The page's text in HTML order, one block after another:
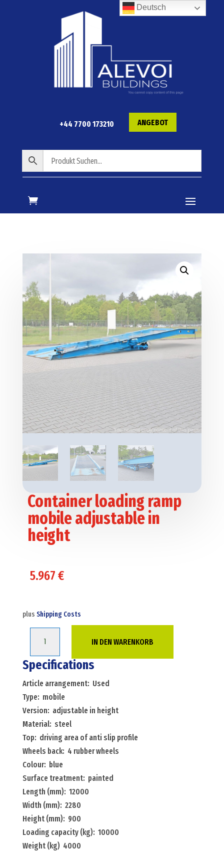
+44 7700 173210 ANGEBOT
Container loading ramp
mobile adjustable in
height
5.967€
plus Shipping Costs
ramp
mobile
adjustable
in
height
Menge
IN DEN WARENKORB
Specifications
Article arrangement: Used
Type: mobile
Version: adjustable in height
Material: steel
Top: driving area of anti slip profile
Wheels back: 4 rubber wheels
Colour: blue
Surface treatment: painted
Length (mm): 12000
Width (mm): 2280
Height (mm): 900
Loading capacity (kg): 10000
Weight (kg) 4000
Deutsch